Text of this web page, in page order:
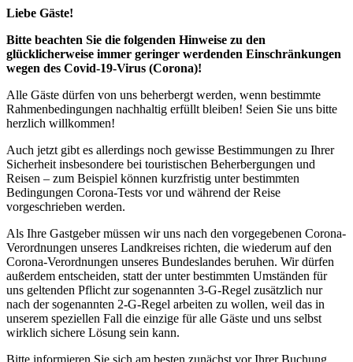
Liebe Gäste!
Bitte beachten Sie die folgenden Hinweise zu den
glücklicherweise immer geringer werdenden Einschränkungen
wegen des Covid-19-Virus (Corona)!
Alle Gäste dürfen von uns beherbergt werden, wenn bestimmte
Rahmenbedingungen nachhaltig erfüllt bleiben! Seien Sie uns bitte
herzlich willkommen!
Auch jetzt gibt es allerdings noch gewisse Bestimmungen zu Ihrer
Sicherheit insbesondere bei touristischen Beherbergungen und
Reisen – zum Beispiel können kurzfristig unter bestimmten
Bedingungen Corona-Tests vor und während der Reise
vorgeschrieben werden.
Als Ihre Gastgeber müssen wir uns nach den vorgegebenen Corona-
Verordnungen unseres Landkreises richten, die wiederum auf den
Corona-Verordnungen unseres Bundeslandes beruhen. Wir dürfen
außerdem entscheiden, statt der unter bestimmten Umständen für
uns geltenden Pflicht zur sogenannten 3-G-Regel zusätzlich nur
nach der sogenannten 2-G-Regel arbeiten zu wollen, weil das in
unserem speziellen Fall die einzige für alle Gäste und uns selbst
wirklich sichere Lösung sein kann.